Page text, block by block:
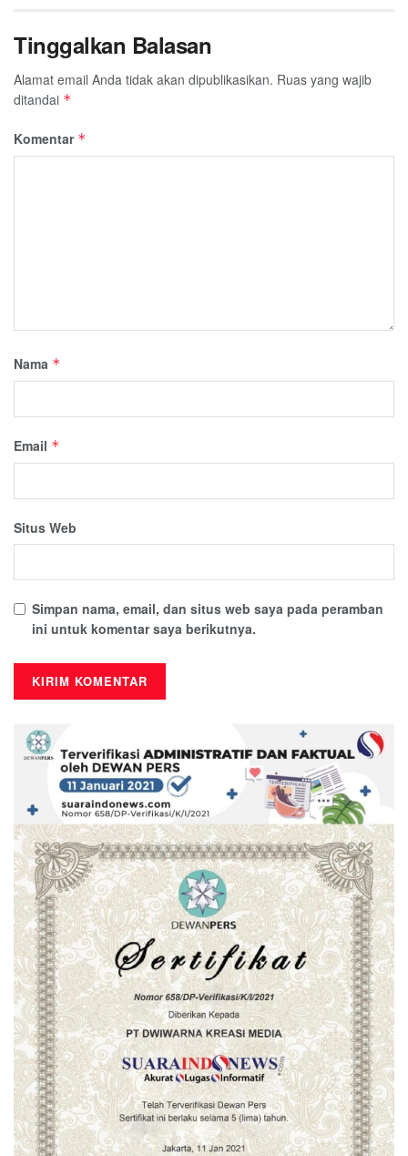
Tinggalkan Balasan
Alamat email Anda tidak akan dipublikasikan. Ruas yang wajib
ditandai *
Komentar *
Nama *
Email *
Situs Web
Simpan nama, email, dan situs web saya pada peramban
ini untuk komentar saya berikutnya.